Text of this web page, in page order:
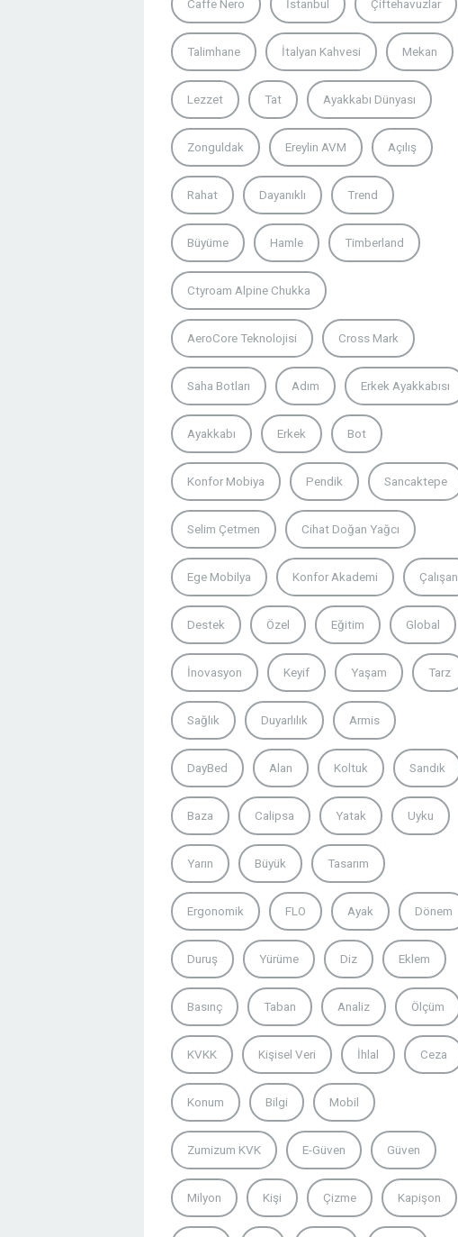
Caffe Nero İstanbul Çiftehavuzlar
Talimhane İtalyan Kahvesi Mekan
Lezzet Tat Ayakkabı Dünyası
Zonguldak Ereylin AVM Açılış
Rahat Dayanıklı Trend
Büyüme Hamle Timberland
Ctyroam Alpine Chukka
AeroCore Teknolojisi Cross Mark
Saha Botları Adım Erkek Ayakkabısı
Ayakkabı Erkek Bot
Konfor Mobiya Pendik Sancaktepe
Selim Çetmen Cihat Doğan Yağcı
Ege Mobilya Konfor Akademi Çalışan
Destek Özel Eğitim Global
İnovasyon Keyif Yaşam Tarz
Sağlık Duyarlılık Armis
DayBed Alan Koltuk Sandık
Baza Calipsa Yatak Uyku
Yarın Büyük Tasarım
Ergonomik FLO Ayak Dönem
Duruş Yürüme Diz Eklem
Basınç Taban Analiz Ölçüm
KVKK Kişisel Veri İhlal Ceza
Konum Bilgi Mobil
Zumizum KVK E-Güven Güven
Milyon Kişi Çizme Kapişon